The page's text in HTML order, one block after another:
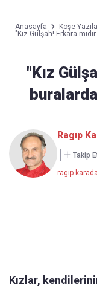
Anasayfa
Köşe
"Kız Gülşah! Erkara
"Kız
Ragıp
Takip
Kızlar,